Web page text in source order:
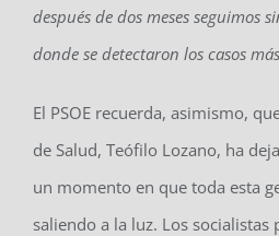
después de dos meses seguimos
donde se detectaron los casos
El PSOE recuerda, asimismo,
de Salud, Teófilo Lozano, ha
un momento en que toda esta
saliendo a la luz. Los socialistas